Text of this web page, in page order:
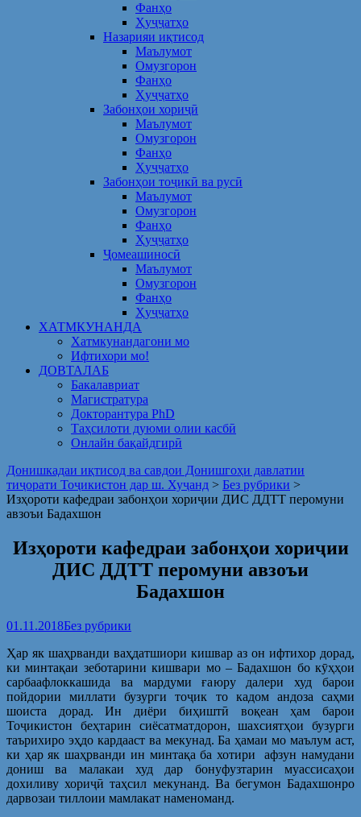
Фанҳо
Ҳуҷҷатҳо
Назарияи иқтисод
Маълумот
Омузгорон
Фанҳо
Ҳуҷҷатҳо
Забонҳои хориҷӣ
Маълумот
Омузгорон
Фанҳо
Ҳуҷҷатҳо
Забонҳои тоҷикӣ ва русӣ
Маълумот
Омузгорон
Фанҳо
Ҳуҷҷатҳо
Ҷомеашиносӣ
Маълумот
Омузгорон
Фанҳо
Ҳуҷҷатҳо
ХАТМКУНАНДА
Хатмкунандагони мо
Ифтихори мо!
ДОВТАЛАБ
Бакалавриат
Магистратура
Докторантура PhD
Таҳсилоти дуюми олии касбӣ
Онлайн бақайдгирӣ
Донишкадаи иқтисод ва савдои Донишгоҳи давлатии
тиҷорати Тоҷикистон дар ш. Хуҷанд > Без рубрики >
Изҳороти кафедраи забонҳои хориҷии ДИС ДДТТ перомуни
авзоъи Бадахшон
Изҳороти кафедраи забонҳои хориҷии
ДИС ДДТТ перомуни авзоъи
Бадахшон
01.11.2018Без рубрики
Ҳар як шаҳрванди ваҳдатшиори кишвар аз он ифтихор дорад,
ки минтақаи зеботарини кишвари мо – Бадахшон бо кӯҳҳои
сарбаафлоккашида ва мардуми ғаюру далери худ барои
пойдории миллати бузурги тоҷик то кадом андоза саҳми
шоиста дорад. Ин диёри биҳиштӣ воқеан ҳам барои
Тоҷикистон беҳтарин сиёсатматдорон, шахсиятҳои бузурги
таърихиро эҳдо кардааст ва мекунад. Ба ҳамаи мо маълум аст,
ки ҳар як шаҳрванди ин минтақа ба хотири афзун намудани
дониш ва малакаи худ дар бонуфузтарин муассисаҳои
дохиливу хориҷӣ таҳсил мекунанд. Ва бегумон Бадахшонро
дарвозаи тиллоии мамлакат наменоманд.